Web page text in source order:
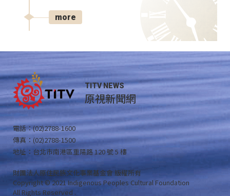
more
TITV NEWS
原視新聞網
電話：(02)2788-1600
傳真：(02)2788-1500
地址：台北市南港區重陽路 120 號 5 樓
財團法人原住民族文化事業基金會 版權所有
Copyright © 2021 Indigenous Peoples Cultural Foundation
All Rights Reserved .